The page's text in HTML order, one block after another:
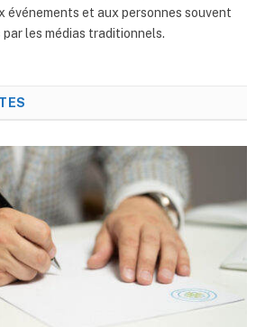
événements et aux personnes souvent
par les médias traditionnels.